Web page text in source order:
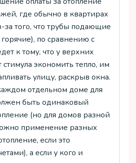
где обычно в квартирах
того, что трубы подающие
по сравнению с
к тому, что у верхних
экономить тепло, им
улицу, раскрыв окна.
отдельном доме для
быть одинаковый
(но для домов разной
применение разных
если это
а если у кого и